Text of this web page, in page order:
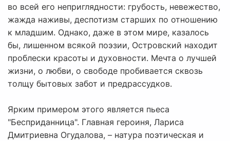
во всей его неприглядности: грубость, невежество,
жажда наживы, деспотизм старших по отношению
к младшим. Однако, даже в этом мире, казалось
бы, лишенном всякой поэзии, Островский находит
проблески красоты и духовности. Мечта о лучшей
жизни, о любви, о свободе пробивается сквозь
толщу бытовых забот и предрассудков.
Ярким примером этого является пьеса
"Бесприданница". Главная героиня, Лариса
Дмитриевна Огудалова, – натура поэтическая и